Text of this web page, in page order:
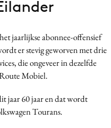
jaarlijkse abonnee-offensief
er stevig geworven met drie
die ongeveer in dezelfde
Mobiel.
jaar 60 jaar en dat wordt
Tourans.